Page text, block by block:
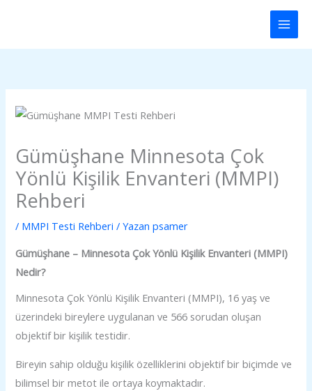
Main
Gümüşhane Minnesota Çok
Yönlü Kişilik Envanteri (MMPI)
Rehberi
/ MMPI Testi Rehberi / Yazan psamer
Gümüşhane – Minnesota Çok Yönlü Kişilik Envanteri (MMPI)
Nedir?
Minnesota Çok Yönlü Kişilik Envanteri (MMPI), 16 yaş ve
üzerindeki bireylere uygulanan ve 566 sorudan oluşan
objektif bir kişilik testidir.
Bireyin sahip olduğu kişilik özelliklerini objektif bir biçimde ve
bilimsel bir metot ile ortaya koymaktadır.